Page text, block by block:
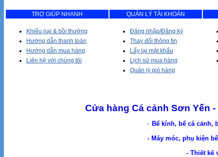
TRỢ GIÚP NHANH QUẢN LÝ TÀI KHOẢN
Khiếu nại & bồi thường
Hướng dẫn thanh toán
Hướng dẫn mua hàng
Liên hệ với chúng tôi
Đăng nhập/Đăng ký
Thay đổi thông tin
Lấy lại mật khẩu
Lịch sử mua hàng
Quản lý giỏ hàng
Cửa hàng Cá cảnh Sơn Yến
- Bể kính, bể cá cảnh,
- Máy móc, phụ kiện
- Thiết kế